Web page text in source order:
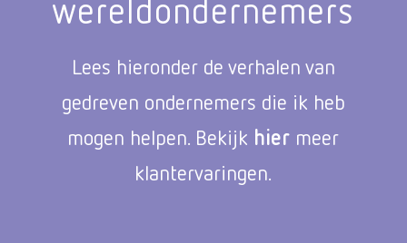
wereldondernemers
Lees hieronder de verhalen van
gedreven ondernemers die ik heb
mogen helpen. Bekijk hier meer
klantervaringen.